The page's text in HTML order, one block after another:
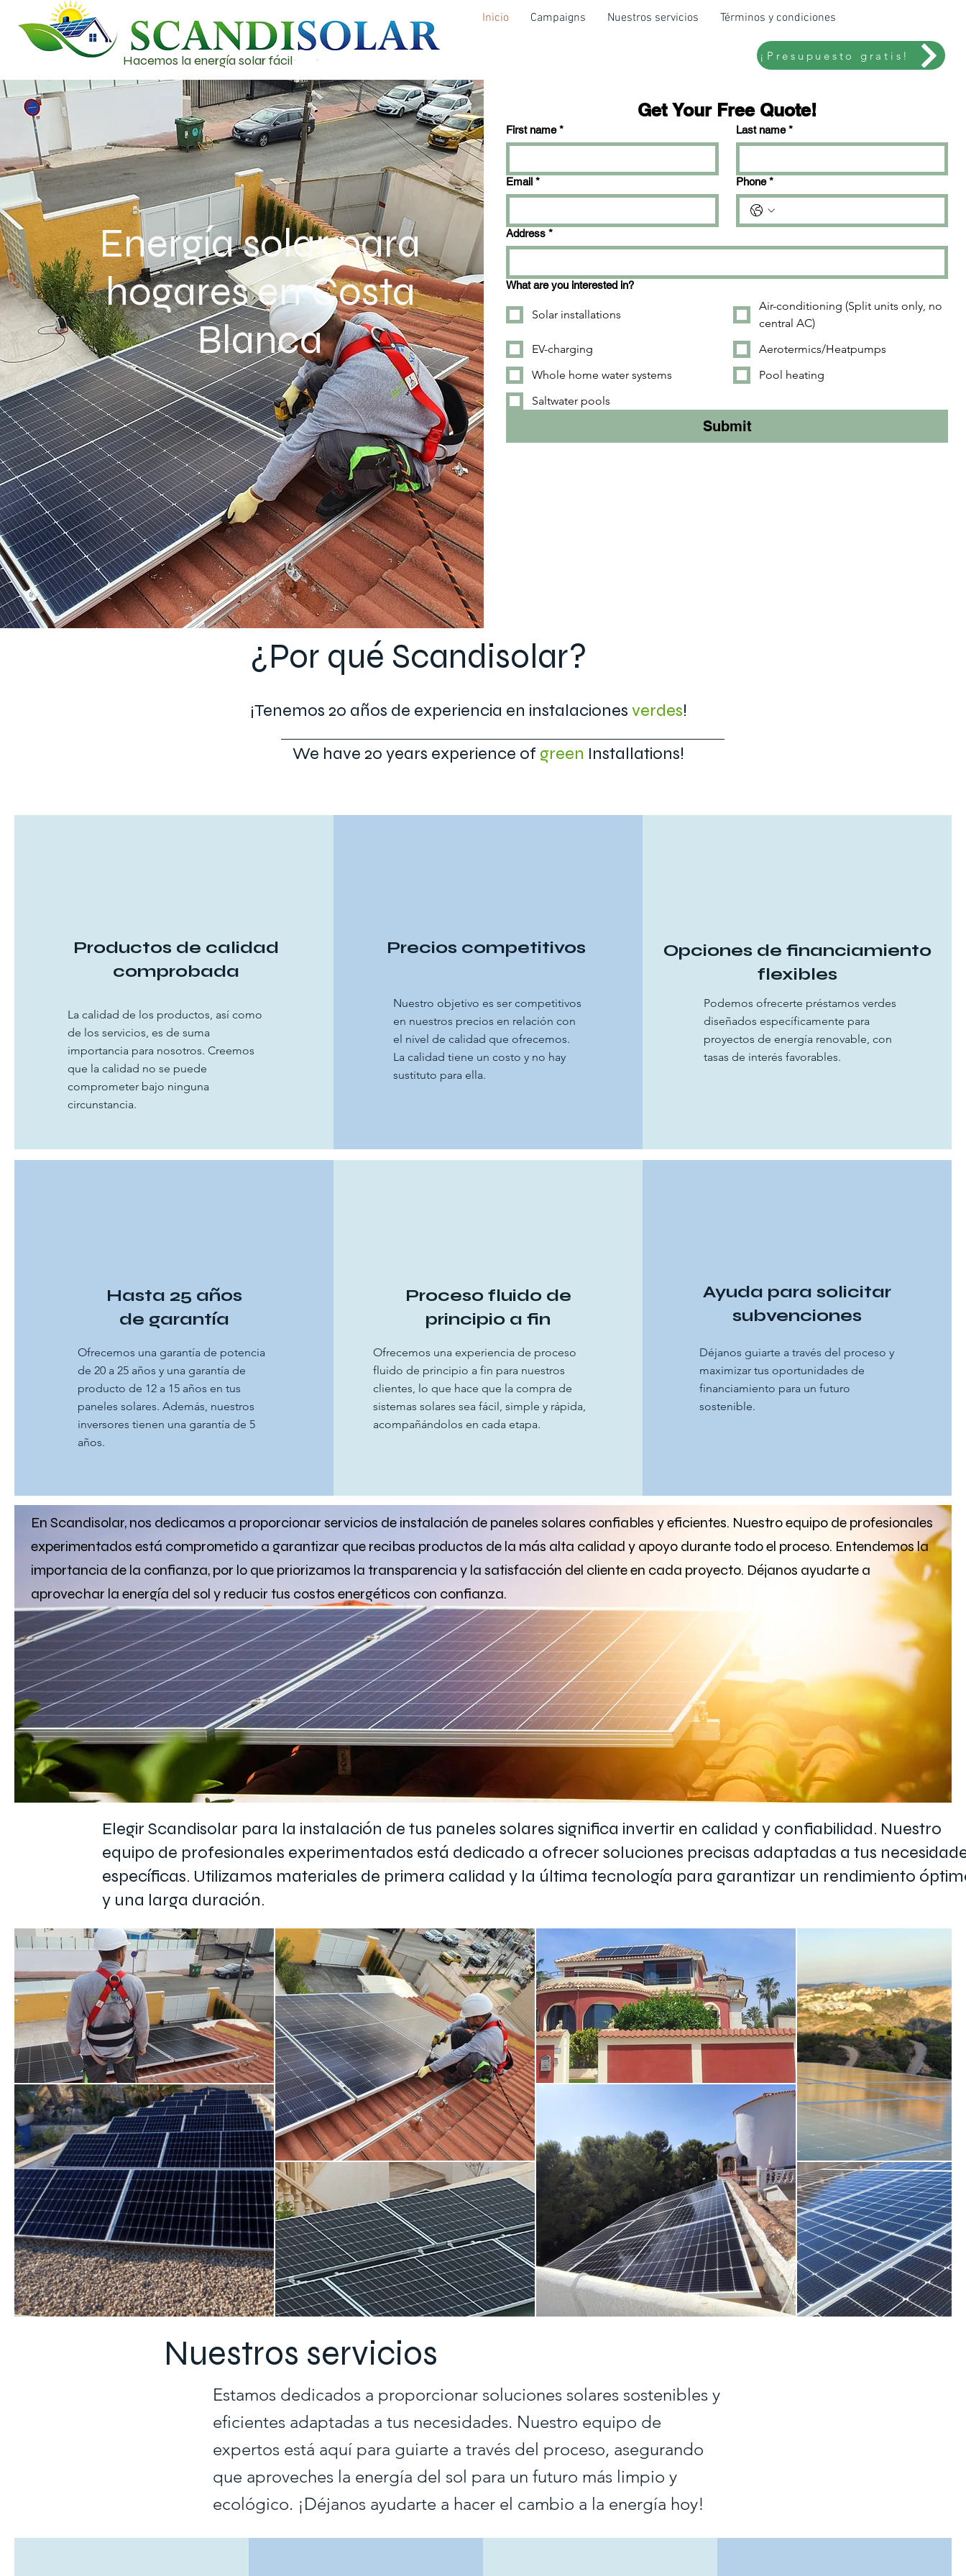
Hacemos la energía solar fácil
Inicio Campaigns Nuestros servicios Términos y condiciones
¡Presupuesto gratis!
Energía solar para
hogares en Costa
Blanca
Get Your Free Quote!
First name * Last name *
Email * Phone *
Address *
What are you interested in?
Solar installations
Air-conditioning (Split units only, no
central AC)
EV-charging
Aerotermics/Heatpumps
Whole home water systems
Pool heating
Saltwater pools
Submit
¿Por qué Scandisolar?
¡Tenemos 20 años de experiencia en instalaciones verdes!
We have 20 years experience of green Installations!
Productos de calidad
comprobada
La calidad de los productos, así como
de los servicios, es de suma
importancia para nosotros. Creemos
que la calidad no se puede
comprometer bajo ninguna
circunstancia.
Precios competitivos
Nuestro objetivo es ser competitivos
en nuestros precios en relación con
el nivel de calidad que ofrecemos.
La calidad tiene un costo y no hay
sustituto para ella.
Opciones de financiamiento
flexibles
Podemos ofrecerte préstamos verdes
diseñados específicamente para
proyectos de energía renovable, con
tasas de interés favorables.
Hasta 25 años
de garantía
Ofrecemos una garantía de potencia
de 20 a 25 años y una garantía de
producto de 12 a 15 años en tus
paneles solares. Además, nuestros
inversores tienen una garantía de 5
años.
Proceso fluido de
principio a fin
Ofrecemos una experiencia de proceso
fluido de principio a fin para nuestros
clientes, lo que hace que la compra de
sistemas solares sea fácil, simple y rápida,
acompañándolos en cada etapa.
Ayuda para solicitar
subvenciones
Déjanos guiarte a través del proceso y
maximizar tus oportunidades de
financiamiento para un futuro
sostenible.
En Scandisolar, nos dedicamos a proporcionar servicios de instalación de paneles solares confiables y eficientes. Nuestro equipo de profesionales
experimentados está comprometido a garantizar que recibas productos de la más alta calidad y apoyo durante todo el proceso. Entendemos la
importancia de la confianza, por lo que priorizamos la transparencia y la satisfacción del cliente en cada proyecto. Déjanos ayudarte a
aprovechar la energía del sol y reducir tus costos energéticos con confianza.
Elegir Scandisolar para la instalación de tus paneles solares significa invertir en calidad y confiabilidad. Nuestro
equipo de profesionales experimentados está dedicado a ofrecer soluciones precisas adaptadas a tus
específicas. Utilizamos materiales de primera calidad y la última tecnología para garantizar un rendimiento
y una larga duración.
Nuestros servicios
Estamos dedicados a proporcionar soluciones solares sostenibles y
eficientes adaptadas a tus necesidades. Nuestro equipo de
expertos está aquí para guiarte a través del proceso, asegurando
que aproveches la energía del sol para un futuro más limpio y
ecológico. ¡Déjanos ayudarte a hacer el cambio a la energía hoy!